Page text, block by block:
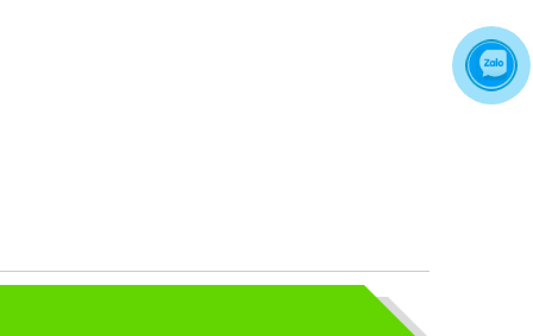
TỦ ĐỰNG HÓA CHẤT CÓ LỌC HẤP